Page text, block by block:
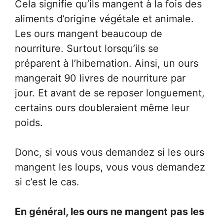
Cela signifie qu’ils mangent à la fois des
aliments d’origine végétale et animale.
Les ours mangent beaucoup de
nourriture. Surtout lorsqu’ils se
préparent à l’hibernation. Ainsi, un ours
mangerait 90 livres de nourriture par
jour. Et avant de se reposer longuement,
certains ours doubleraient même leur
poids.
Donc, si vous vous demandez si les ours
mangent les loups, vous vous demandez
si c’est le cas.
En général, les ours ne mangent pas les